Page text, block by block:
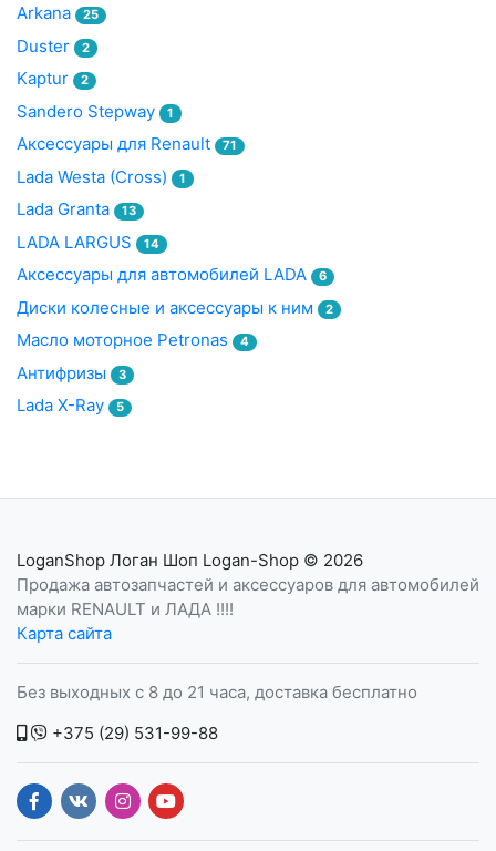
Arkana 25
Duster 2
Kaptur 2
Sandero Stepway 1
Аксессуары для Renault 71
Lada Westa (Cross) 1
Lada Granta 13
LADA LARGUS 14
Аксессуары для автомобилей LADA 6
Диски колесные и аксессуары к ним 2
Масло моторное Petronas 4
Антифризы 3
Lada X-Ray 5
LoganShop Логан Шоп Logan-Shop © 2026
Продажа автозапчастей и аксессуаров для автомобилей
марки RENAULT и ЛАДА !!!!
Карта сайта
Без выходных с 8 до 21 часа, доставка бесплатно
+375 (29) 531-99-88